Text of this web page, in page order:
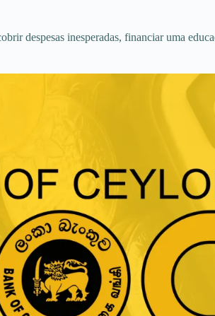
despesas inesperadas, financiar uma